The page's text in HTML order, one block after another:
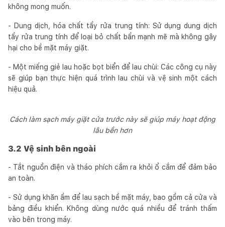
không mong muốn.
- Dung dịch, hóa chất tẩy rửa trung tính: Sử dụng dung dịch
tẩy rửa trung tính để loại bỏ chất bẩn mạnh mẽ mà không gây
hại cho bề mặt máy giặt.
- Một miếng giẻ lau hoặc bọt biển để lau chùi: Các công cụ này
sẽ giúp bạn thực hiện quá trình lau chùi và vệ sinh một cách
hiệu quả.
Cách làm sạch máy giặt cửa trước này sẽ giúp máy hoạt động
lâu bền hơn
3.2 Vệ sinh bên ngoài
- Tắt nguồn điện và tháo phích cắm ra khỏi ổ cắm để đảm bảo
an toàn.
- Sử dụng khăn ẩm để lau sạch bề mặt máy, bao gồm cả cửa và
bảng điều khiển. Không dùng nước quá nhiều để tránh thấm
vào bên trong máy.